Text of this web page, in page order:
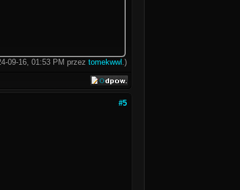
09-16, 01:53 PM przez tomekwwl .)
#5